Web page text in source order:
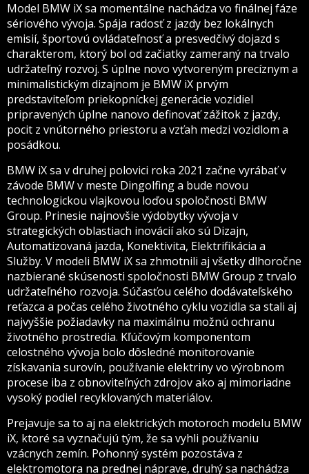
Model BMW iX sa momentálne nachádza vo finálnej fáze
sériového vývoja. Spája radosť z jazdy bez lokálnych
emisií, športovú ovládateľnosť a presvedčivý dojazd s
charakterom, ktorý bol od začiatky zameraný na trvalo
udržateľný rozvoj. S úplne novo vytvoreným precíznym a
minimalistickým dizajnom je BMW iX prvým
predstaviteľom priekopníckej generácie vozidiel
pripravených úplne nanovo definovať zážitok z jazdy,
pocit z vnútorného priestoru a vzťah medzi vozidlom a
posádkou.
BMW iX sa v druhej polovici roka 2021 začne vyrábať v
závode BMW v meste Dingolfing a bude novou
technologickou vlajkovou loďou spoločnosti BMW
Group. Prinesie najnovšie výdobytky vývoja v
strategických oblastiach inovácií ako sú Dizajn,
Automatizovaná jazda, Konektivita, Elektrifikácia a
Služby. V modeli BMW iX sa zhmotnili aj všetky dlhoročne
nazbierané skúsenosti spoločnosti BMW Group z trvalo
udržateľného rozvoja. Súčasťou celého dodávateľského
reťazca a počas celého životného cyklu vozidla sa stali aj
najvyššie požiadavky na maximálnu možnú ochranu
životného prostredia. Kľúčovým komponentom
celostného vývoja bolo dôsledné monitorovanie
získavania surovín, používanie elektriny vo výrobnom
procese iba z obnoviteľných zdrojov ako aj mimoriadne
vysoký podiel recyklovaných materiálov.
Prejavuje sa to aj na elektrických motoroch modelu BMW
iX, ktoré sa vyznačujú tým, že sa vyhli používaniu
vzácnych zemín. Pohonný systém pozostáva z
elektromotora na prednej náprave, druhý sa nachádza